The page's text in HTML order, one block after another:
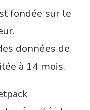
fondée sur le
données de
à 14 mois.